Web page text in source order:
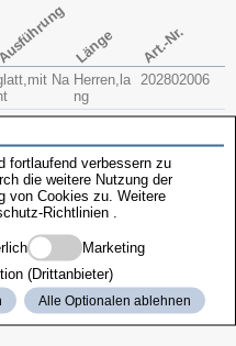
Ausführung Länge Art.-Nr.
Na Herren,la
ng
202802006
Na Herren,la 202802010
Na Herren,la
ng
202802013
Na Herren,la
Na
ht
Herren,la
ng
202802028
verlaufend auf
Verschlußbreite 20mm
fortlaufend verbessern zu
die weitere Nutzung der
von Cookies zu. Weitere
Richtlinien
Marketing
(Drittanbieter)
Alle Optionalen ablehnen